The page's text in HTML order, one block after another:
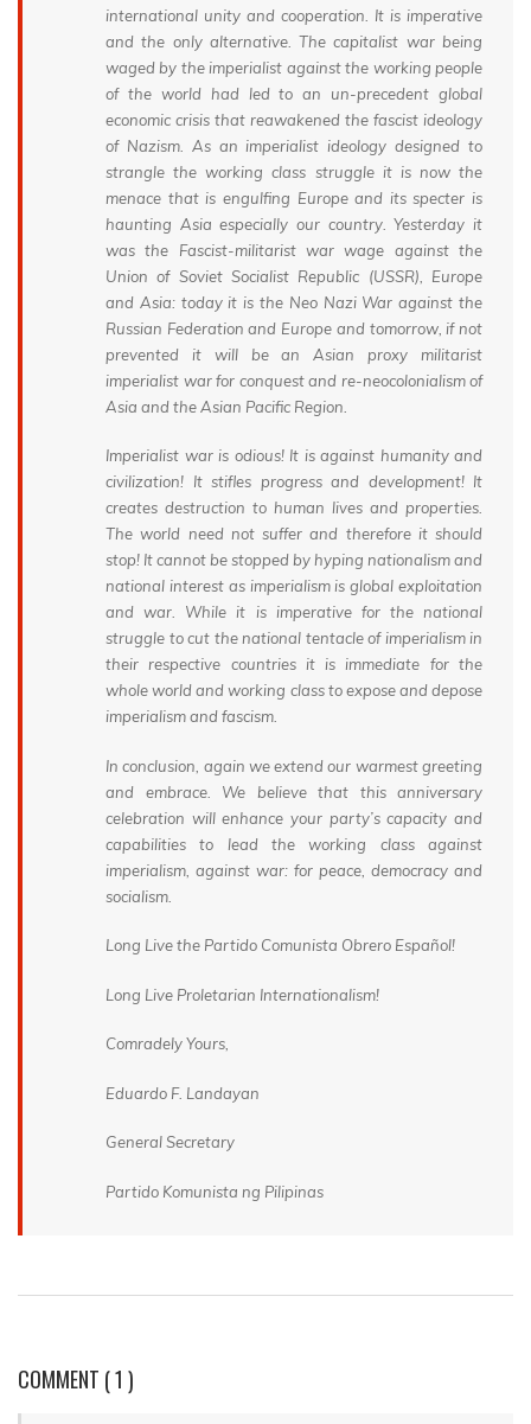
international unity and cooperation. It is imperative
and the only alternative. The capitalist war being
waged by the imperialist against the working people
of the world had led to an un-precedent global
economic crisis that reawakened the fascist ideology
of Nazism. As an imperialist ideology designed to
strangle the working class struggle it is now the
menace that is engulfing Europe and its specter is
haunting Asia especially our country. Yesterday it
was the Fascist-militarist war wage against the
Union of Soviet Socialist Republic (USSR), Europe
and Asia: today it is the Neo Nazi War against the
Russian Federation and Europe and tomorrow, if not
prevented it will be an Asian proxy militarist
imperialist war for conquest and re-neocolonialism of
Asia and the Asian Pacific Region.
Imperialist war is odious! It is against humanity and
civilization! It stifles progress and development! It
creates destruction to human lives and properties.
The world need not suffer and therefore it should
stop! It cannot be stopped by hyping nationalism and
national interest as imperialism is global exploitation
and war. While it is imperative for the national
struggle to cut the national tentacle of imperialism in
their respective countries it is immediate for the
whole world and working class to expose and depose
imperialism and fascism.
In conclusion, again we extend our warmest greeting
and embrace. We believe that this anniversary
celebration will enhance your party’s capacity and
capabilities to lead the working class against
imperialism, against war: for peace, democracy and
socialism.
Long Live the Partido Comunista Obrero Español!
Long Live Proletarian Internationalism!
Comradely Yours,
Eduardo F. Landayan
General Secretary
Partido Komunista ng Pilipinas
COMMENT ( 1 )